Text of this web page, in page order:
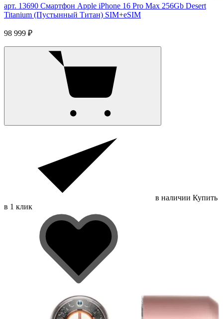
арт. 13690 Смартфон Apple iPhone 16 Pro Max 256Gb Desert
Titanium (Пустынный Титан) SIM+eSIM
98 999 ₽
в наличии Купить
в 1 клик